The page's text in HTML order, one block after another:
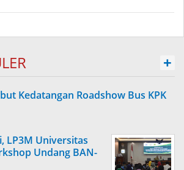
+
Kedatangan Roadshow Bus KPK
LP3M Universitas
Undang BAN-